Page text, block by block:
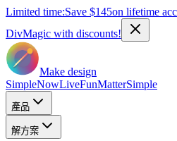
Limited time:Save $145on lifetime
DivMagic with discounts!
Make design
SimpleNowLiveFunMatterSimple
產品
解方案